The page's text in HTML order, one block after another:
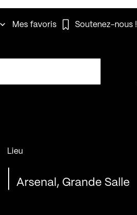
Mes favoris Soutenez-nous !
Lieu
Arsenal, Grande Salle